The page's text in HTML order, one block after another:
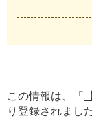
この情報は、「
り登録されました